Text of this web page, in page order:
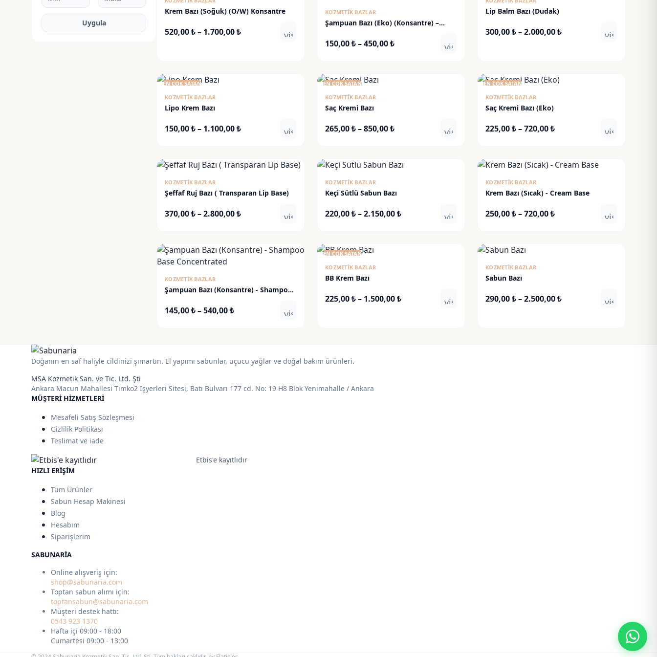
Uygula
Krem Bazı (Soğuk) (O/W) Konsantre
520,00₺– 1.700,00₺Fiyat
visibility
KOZMETIK BAZLAR
Şampuan Bazı (Eko) (Konsantre) –
150,00₺–450,00₺Fiyat
visibility
Lip Balm Bazı (Dudak)
300,00₺–2.000,00₺Fiyat
visibility
EN ÇOK SATAN
KOZMETIK BAZLAR
Lipo Krem Bazı
150,00₺– 1.100,00₺Fiyat
-
visibility
EN ÇOK SATAN
KOZMETIK BAZLAR
Saç Kremi Bazı
265,00₺–850,00₺Fiyat
-
visibility
EN ÇOK SATAN
KOZMETIK BAZLAR
Saç Kremi Bazı (Eko)
225,00₺–720,00₺Fiyat
-
visibility
KOZMETIK BAZLAR
Şeffaf Ruj Bazı ( Transparan Lip Base)
370,00₺–2.800,00₺Fiyat
-
visibility
KOZMETIK BAZLAR
Keçi Sütlü Sabun Bazı
220,00₺–2.150,00₺Fiyat
visibility
KOZMETIK BAZLAR
Krem Bazı (Sıcak) - Cream Base
250,00₺–720,00₺Fiyat
visibility
KOZMETIK BAZLAR
Şampuan Bazı (Konsantre) - Shampoo
145,00₺–540,00₺Fiyat
540,00 ₺
visibility
EN ÇOK SATAN
KOZMETIK BAZLAR
BB Krem Bazı
225,00₺– 1.500,00₺Fiyat
visibility
KOZMETIK BAZLAR
Sabun Bazı
290,00₺–2.500,00₺Fiyat
visibility
Doğanın en saf haliyle cildinizi şımartın. El yapımı sabunlar, uçucu yağlar ve doğal bakım ürünleri.
MSA Kozmetik San. ve Tic. Ltd. Şti
Ankara Macun Mahallesi Timko2 İşyerleri Sitesi, Batı Bulvarı 177 cd. No: 19 H8 Blok Yenimahalle / Ankara
MÜŞTERI HIZMETLERI
Mesafeli Satış Sözleşmesi
Gizlilik Politikası
Teslimat ve iade
Etbis'e kayıtlıdır
HIZLI ERIŞIM
Tüm Ürünler
Sabun Hesap Makinesi
Blog
Hesabım
Siparişlerim
SABUNARIA
Online alışveriş için:
shop@sabunaria.com
Toptan sabun alımı için:
toptansabun@sabunaria.com
Müşteri destek hattı:
0543 923 1370
Hafta içi 09:00 - 18:00
Cumartesi 09:00 - 13:00